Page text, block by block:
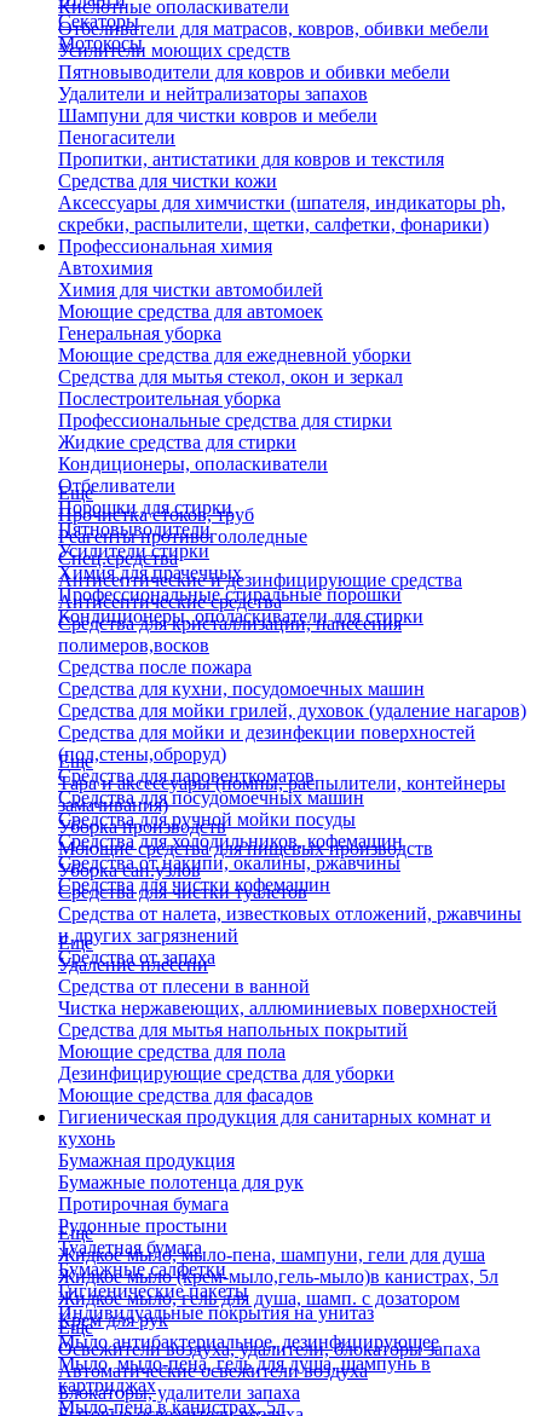
Секаторы
Мотокосы
Кислотные ополаскиватели
Отбеливатели для матрасов, ковров, обивки мебели
Усилители моющих средств
Пятновыводители для ковров и обивки мебели
Удалители и нейтрализаторы запахов
Шампуни для чистки ковров и мебели
Пеногасители
Пропитки, антистатики для ковров и текстиля
Средства для чистки кожи
Аксессуары для химчистки (шпателя, индикаторы ph,
скребки, распылители, щетки, салфетки, фонарики)
Профессиональная химия
Автохимия
Химия для чистки автомобилей
Моющие средства для автомоек
Генеральная уборка
Моющие средства для ежедневной уборки
Средства для мытья стекол, окон и зеркал
Послестроительная уборка
Профессиональные средства для стирки
Жидкие средства для стирки
Кондиционеры, ополаскиватели
Отбеливатели
Порошки для стирки
Пятновыводители
Усилители стирки
Химия для прачечных
Профессиональные стиральные порошки
Кондиционеры, ополаскиватели для стирки
Еще
Прочистка стоков, труб
Реагенты противогололедные
Спец.средства
Антисептические и дезинфицирующие средства
Антисептические средства
Средства для кристаллизации, нанесения
полимеров,восков
Средства после пожара
Средства для кухни, посудомоечных машин
Средства для мойки грилей, духовок (удаление нагаров)
Средства для мойки и дезинфекции поверхностей
(пол,стены,оброруд)
Средства для паровенткоматов
Средства для посудомоечных машин
Средства для ручной мойки посуды
Средства для холодильников, кофемашин
Средства от накипи, окалины, ржавчины
Средства для чистки кофемашин
Еще
Тара и аксессуары (помпы, распылители, контейнеры
замачивания)
Уборка производств
Моющие средства для пищевых производств
Уборка сан.узлов
Средства для чистки туалетов
Средства от налета, известковых отложений, ржавчины
и других загрязнений
Средства от запаха
Еще
Удаление плесени
Средства от плесени в ванной
Чистка нержавеющих, аллюминиевых поверхностей
Средства для мытья напольных покрытий
Моющие средства для пола
Дезинфицирующие средства для уборки
Моющие средства для фасадов
Гигиеническая продукция для санитарных комнат и
кухонь
Бумажная продукция
Бумажные полотенца для рук
Протирочная бумага
Рулонные простыни
Туалетная бумага
Бумажные салфетки
Гигиенические пакеты
Индивидуальные покрытия на унитаз
Еще
Жидкое мыло, мыло-пена, шампуни, гели для душа
Жидкое мыло (крем-мыло,гель-мыло)в канистрах, 5л
Жидкое мыло, гель для душа, шамп. с дозатором
Крем для рук
Мыло антибактериальное, дезинфицирующее
Мыло, мыло-пена, гель для душа, шампунь в
картриджах
Мыло-пена в канистрах, 5л
Еще
Освежители воздуха, удалители, блокаторы запаха
Автоматические освежители воздуха
Блокаторы, удалители запаха